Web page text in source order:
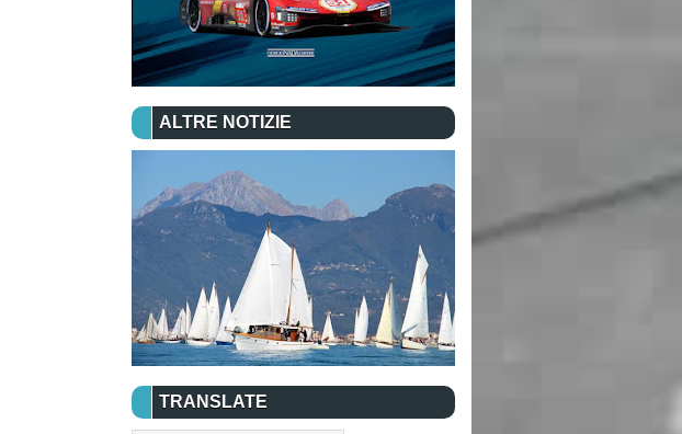
ALTRE NOTIZIE
TRANSLATE